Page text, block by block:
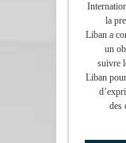
la
Liban a
un
suivre
Liban
des